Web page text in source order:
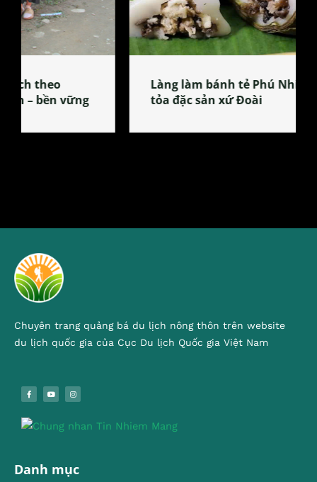
Làng làm bánh tẻ Phú Nhi – nơi lan
tỏa đặc sản xứ Đoài
Chuyên trang quảng bá du lịch nông thôn trên website
du lịch quốc gia của Cục Du lịch Quốc gia Việt Nam
Danh mục